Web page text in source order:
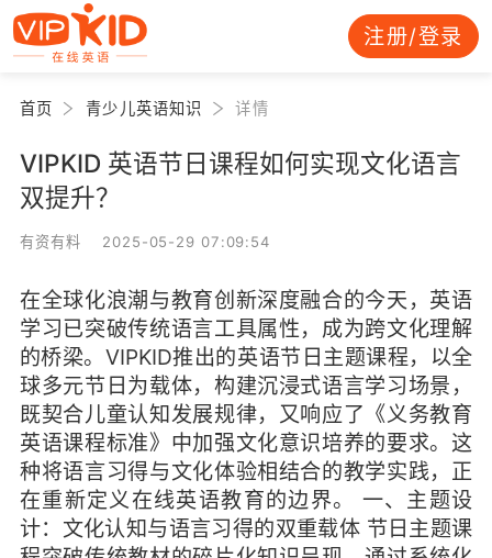
注册/登录
首页 青少儿英语知识 详情
VIPKID 英语节日课程如何实现文化语言
双提升？
有资有料 2025-05-29 07:09:54
在全球化浪潮与教育创新深度融合的今天，英语
学习已突破传统语言工具属性，成为跨文化理解
的桥梁。VIPKID推出的英语节日主题课程，以全
球多元节日为载体，构建沉浸式语言学习场景，
既契合儿童认知发展规律，又响应了《义务教育
英语课程标准》中加强文化意识培养的要求。这
种将语言习得与文化体验相结合的教学实践，正
在重新定义在线英语教育的边界。 一、主题设
计：文化认知与语言习得的双重载体 节日主题课